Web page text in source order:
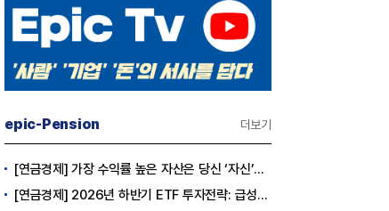
epic-Pension 더보기
[연금경제] 가장 수익률 높은 자산은 당신 ‘자신’이다
[연금경제] 2026년 하반기 ETF 투자전략: 급성장의 상반기를 접고, 이제 '실적'이 가르는 하반기를 맞다